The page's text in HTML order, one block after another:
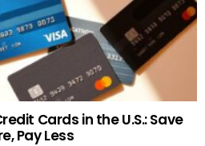
Cards in the U.S.: Save
Pay Less